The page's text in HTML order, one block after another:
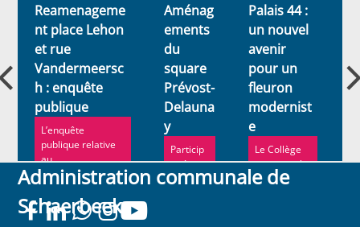
Reamenageme
nt place Lehon
et rue
Vandermeersc
h : enquête
publique
L’enquête
publique relative
au
réaménagement
de la place Lehon
et de l...
Aménag
ements
du
square
Prévost-
Delauna
y
Particip
ez à
l’enquêt
Palais 44 :
un nouvel
avenir
pour un
fleuron
modernist
e
Le Collège
communal a
récemment
Administration communale de
Schaerbeek